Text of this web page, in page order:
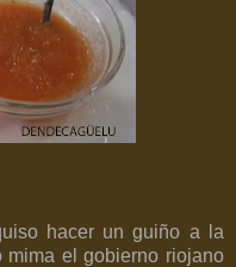
hacer un guiño a la
mima el gobierno riojano